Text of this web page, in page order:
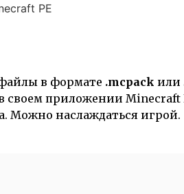
в формате .mcpack или
приложении Minecraft
Можно наслаждаться игрой.